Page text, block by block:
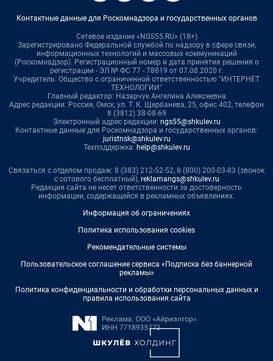
Контактные данные для Роскомнадзора и государственных органов
Сетевое издание «NGS55.RU» (18+)
Зарегистрировано Федеральной службой по надзору в сфере связи,
информационных технологий и массовых коммуникаций
(Роскомнадзор). Регистрационный номер и дата принятия решения о
регистрации - ЭЛ № ФС 77 - 78819 от 07.08.2020 г.
Учредитель: Общество с ограниченной ответственностью "ИНТЕРНЕТ
ТЕХНОЛОГИИ"
Главный редактор: Назарчук Ангелина Алексеевна
Адрес редакции: Россия, Омск, ул. Т. К. Щербанева, 25, офис 402, телефон
8 (3812) 38-08-69
Электронный адрес редакции: ngs55@shkulev.ru
Контактные данные для Роскомнадзора и государственных органов:
juristnsk@shkulev.ru
Техподдержка: help@shkulev.ru
Связаться с отделом продаж: 8 (383) 212-52-52, 8 (800) 200-03-83 (звонок
с сотового бесплатный), reklamangs@shkulev.ru
Редакция сайта не несет ответственности за достоверность
информации, содержащейся в рекламных объявлениях.
Информация об ограничениях
Политика использования cookies
Рекомендательные системы
Пользовательское соглашение сервиса «Подписка без баннерной
рекламы»
Политика конфиденциальности и обработки персональных данных и
правила использования сайта